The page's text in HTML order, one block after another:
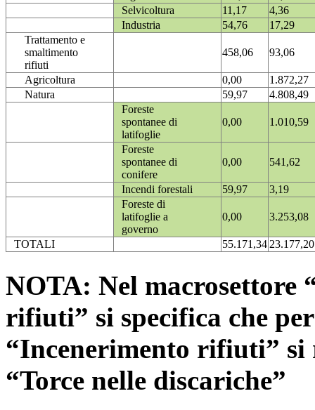
Selvicoltura
11,17
4,36
Industria
54,76
17,29
Trattamento e
smaltimento
rifiuti
458,06 93,06
Agricoltura 0,00
1.872,27
Natura
59,97
4.808,49
Foreste
spontanee di
latifoglie
0,00 1.010,59
Foreste
spontanee di
conifere
0,00 541,62
Incendi forestali 59,97
3,19
Foreste di
latifoglie a
governo
0,00 3.253,08
TOTALI 55.171,3423.177,20
NOTA: Nel macrosettore
rifiuti” si specifica che
“Incenerimento rifiuti”
“Torce nelle discariche”